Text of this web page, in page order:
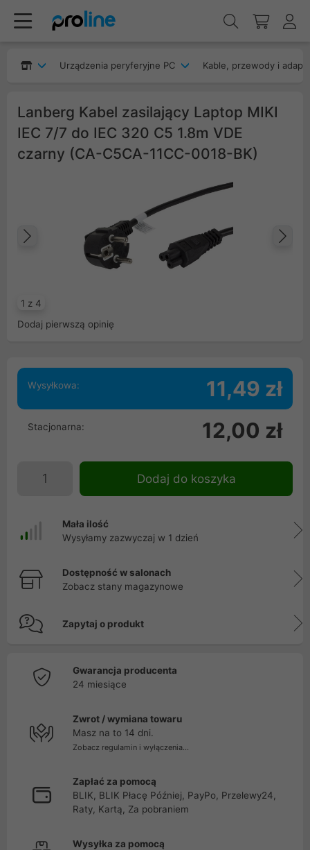
Urządzenia peryferyjne PC Kable, przewody i
Lanberg Kabel zasilający Laptop MIKI
IEC 7/7 do IEC 320 C5 1.8m VDE
czarny (CA-C5CA-11CC-0018-BK)
1 z 4
Poprzedni
Dodaj pierwszą opinię
Wysyłkowa: 11,49 zł
Stacjonarna: 12,00 zł
Dodaj do koszyka
Mała ilość
Wysyłamy zazwyczaj w 1 dzień
Dostępność w salonach
Zobacz stany magazynowe
Zapytaj o produkt
Gwarancja producenta
24 miesiące
Zwrot / wymiana towaru
Masz na to 14 dni.
Zobacz regulamin i wyłączenia...
Zapłać za pomocą
BLIK, BLIK Płacę Później, PayPo, Przelewy24,
Raty, Kartą, Za pobraniem
Wysyłka za pomocą